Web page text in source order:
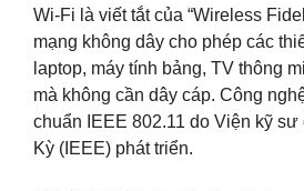
Wi-Fi là viết tắt của “Wireless
mạng không dây cho phép các
laptop, máy tính bảng, TV thông
mà không cần dây cáp. Công
chuẩn IEEE 802.11 do Viện kỹ
Kỳ (IEEE) phát triển.